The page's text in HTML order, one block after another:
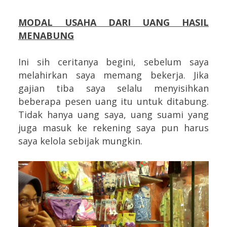
MODAL USAHA DARI UANG HASIL
MENABUNG
Ini sih ceritanya begini, sebelum saya
melahirkan saya memang bekerja. Jika
gajian tiba saya selalu menyisihkan
beberapa pesen uang itu untuk ditabung.
Tidak hanya uang saya, uang suami yang
juga masuk ke rekening saya pun harus
saya kelola sebijak mungkin.